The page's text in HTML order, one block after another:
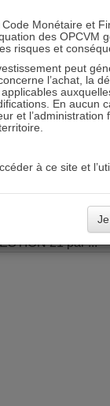
Monétaire et
des OPCVM
risques et
peut
l’achat, la
En aucun
et l’administration
à ce site et